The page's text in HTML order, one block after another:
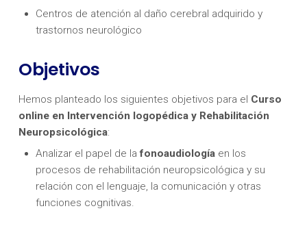
Centros de atención al daño cerebral adquirido y
trastornos neurológico
Objetivos
Hemos planteado los siguientes objetivos para el Curso
online en Intervención logopédica y Rehabilitación
Neuropsicológica:
Analizar el papel de lafonoaudiología en los
procesos de rehabilitación neuropsicológica y su
relación con el lenguaje, la comunicación y otras
funciones cognitivas.